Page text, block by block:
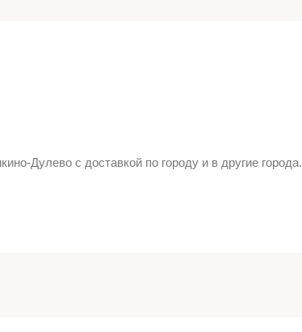
Дулево с доставкой по городу и в другие города.